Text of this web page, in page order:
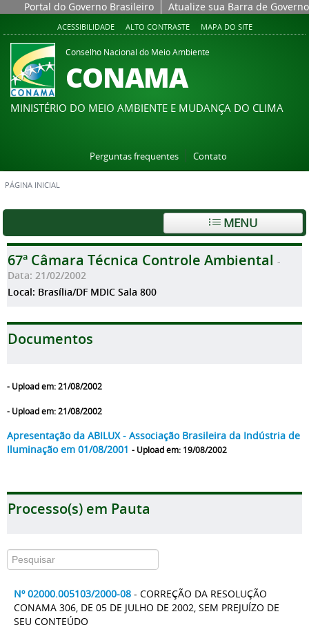
Portal do Governo Brasileiro Atualize sua Barra de Governo
ACESSIBILIDADE ALTO CONTRASTE MAPA DO SITE
Conselho Nacional do Meio Ambiente
CONAMA
MINISTÉRIO DO MEIO AMBIENTE E MUDANÇA DO CLIMA
Perguntas frequentes Contato
PÁGINA INICIAL
MENU
67ª Câmara Técnica Controle Ambiental -
Data: 21/02/2002
Local: Brasília/DF MDIC Sala 800
Documentos
- Upload em: 21/08/2002
- Upload em: 21/08/2002
Apresentação da ABILUX - Associação Brasileira da Indústria de
Iluminação em 01/08/2001 - Upload em: 19/08/2002
Processo(s) em Pauta
Nº 02000.005103/2000-08 - CORREÇÃO DA RESOLUÇÃO
CONAMA 306, DE 05 DE JULHO DE 2002, SEM PREJUÍZO DE
SEU CONTEÚDO